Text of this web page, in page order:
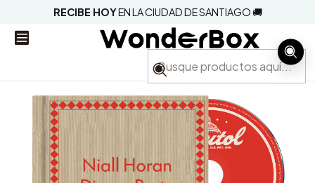
RECIBE HOYEN LA CIUDAD DE SANTIAGO 🚚